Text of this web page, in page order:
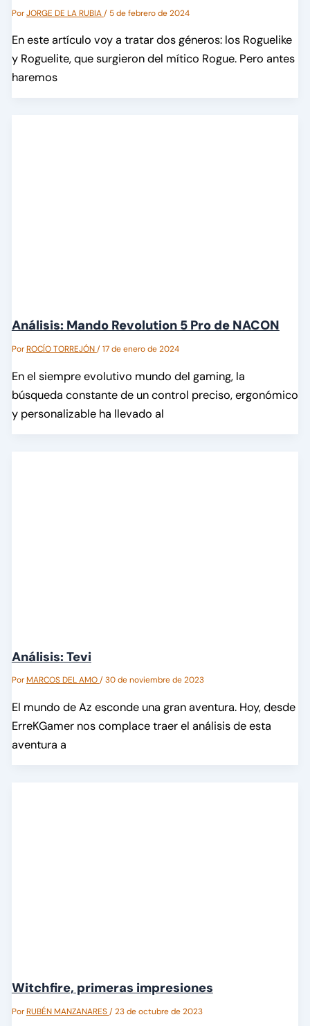
PorJORGE DE LA RUBIA/ 5 de febrero de 2024
En este artículo voy a tratar dos géneros: los Roguelike
y Roguelite, que surgieron del mítico Rogue. Pero antes
haremos
Análisis: Mando Revolution 5 Pro de NACON
PorROCÍO TORREJÓN/17 de enero de 2024
En el siempre evolutivo mundo del gaming, la
búsqueda constante de un control preciso, ergonómico
y personalizable ha llevado al
Análisis: Tevi
PorMARCOS DEL AMO/30 de noviembre de 2023
El mundo de Az esconde una gran aventura. Hoy, desde
ErreKGamer nos complace traer el análisis de esta
aventura a
Witchfire, primeras impresiones
PorRUBÉN MANZANARES/23 de octubre de 2023